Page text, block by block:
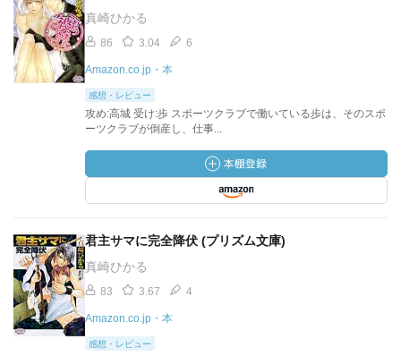
真崎ひかる
86 3.04 6
Amazon.co.jp・本
感想・レビュー
攻め:高城 受け:歩 スポーツクラブで働いている歩は、そのスポ
ーツクラブが倒産し、仕事...
君主サマに完全降伏 (プリズム文庫)
真崎ひかる
83 3.67 4
Amazon.co.jp・本
感想・レビュー